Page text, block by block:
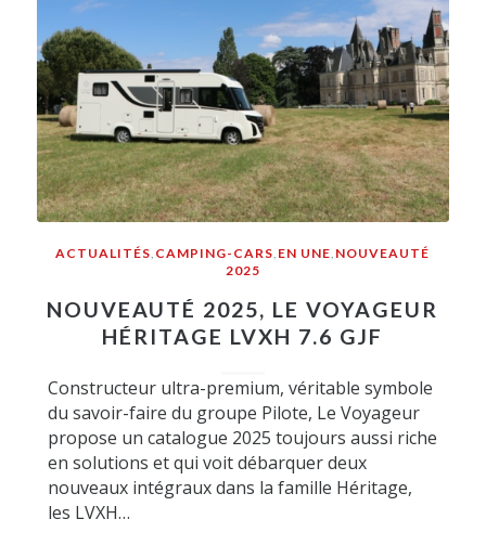
ACTUALITÉS, CAMPING-CARS, EN UNE, NOUVEAUTÉ
2025
NOUVEAUTÉ 2025, LE VOYAGEUR
HÉRITAGE LVXH 7.6 GJF
Constructeur ultra-premium, véritable symbole
du savoir-faire du groupe Pilote, Le Voyageur
propose un catalogue 2025 toujours aussi riche
en solutions et qui voit débarquer deux
nouveaux intégraux dans la famille Héritage,
les LVXH…